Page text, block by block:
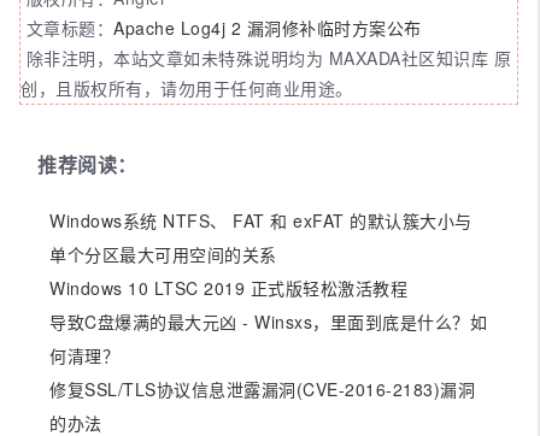
文章标题： Apache Log4j 2 漏洞修补临时方案公布
除非注明，本站文章如未特殊说明均为 MAXADA社区知识库 原
创，且版权所有，请勿用于任何商业用途。
推荐阅读：
Windows系统 NTFS、 FAT 和 exFAT 的默认簇大小与
单个分区最大可用空间的关系
Windows 10 LTSC 2019 正式版轻松激活教程
导致C盘爆满的最大元凶 - Winsxs，里面到底是什么？如
何清理？
修复SSL/TLS协议信息泄露漏洞(CVE-2016-2183)漏洞
的办法